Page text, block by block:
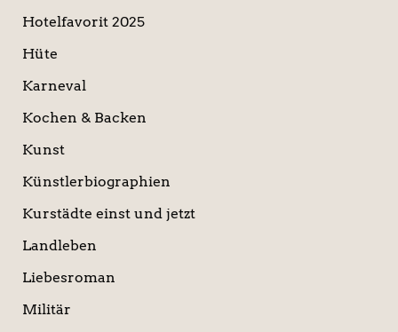
Hotelfavorit 2025
Hüte
Karneval
Kochen & Backen
Kunst
Künstlerbiographien
Kurstädte einst und jetzt
Landleben
Liebesroman
Militär